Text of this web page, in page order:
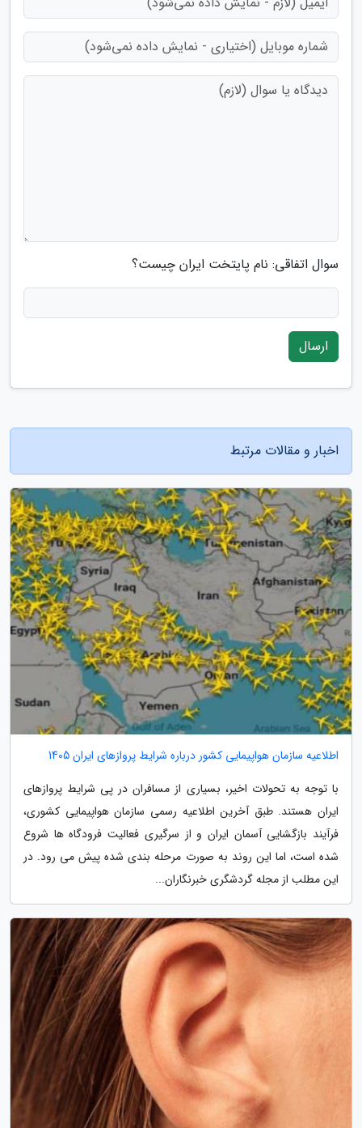
سوال اتفاقی: نام پایتخت ایران چیست؟
ارسال
اخبار و مقالات مرتبط
اطلاعیه سازمان هواپیمایی کشور درباره شرایط پروازهای ایران 1405
با توجه به تحولات اخیر، بسیاری از مسافران در پی شرایط پروازهای
ایران هستند. طبق آخرین اطلاعیه رسمی سازمان هواپیمایی کشوری،
فرآیند بازگشایی آسمان ایران و از سرگیری فعالیت فرودگاه ها شروع
شده است، اما این روند به صورت مرحله بندی شده پیش می رود. در
این مطلب از مجله گردشگری خبرنگاران...